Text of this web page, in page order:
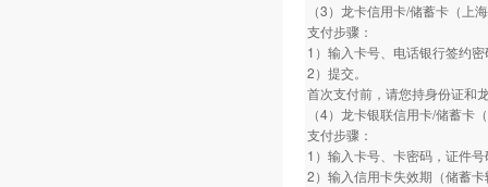
（3）龙卡信用卡/储蓄卡（上
支付步骤：
1）输入卡号、电话银行签约
2）提交。
首次支付前，请您持身份证和
（4）龙卡银联信用卡/储蓄卡
支付步骤：
1）输入卡号、卡密码，证件
2）输入信用卡失效期（储蓄